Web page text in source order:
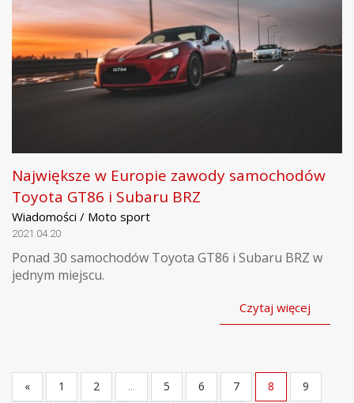
Największe w Europie zawody samochodów
Toyota GT86 i Subaru BRZ
Wiadomości / Moto sport
2021.04.20
Ponad 30 samochodów Toyota GT86 i Subaru BRZ w
jednym miejscu.
Czytaj więcej
« 1 2 ... 5 6 7 8
9